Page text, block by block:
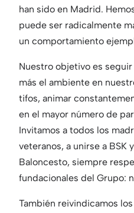
han sido en Madrid.
puede ser radicalmente
un comportamiento
Nuestro objetivo es
más el ambiente en
tifos, animar
en el mayor número de
Invitamos a todos los
veteranos, a unirse a BSK
Baloncesto, siempre
fundacionales del Grupo:
También reivindicamos